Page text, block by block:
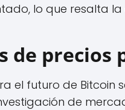
lo que resalta
de precios
el futuro de Bitcoin
de